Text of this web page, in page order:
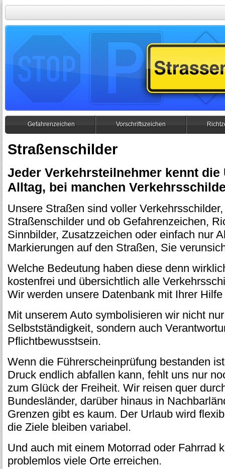
Gefahrenzeichen Vorschriftszeichen
Straßenschilder
Jeder Verkehrsteilnehmer kennt
Alltag, bei manchen
Unsere Straßen sind voller
Straßenschilder und ob Gefahrenzeichen,
Sinnbilder, Zusatzzeichen oder einfach nur
Markierungen auf den Straßen, Sie
Welche Bedeutung haben diese denn
kostenfrei und übersichtlich alle
Wir werden unsere Datenbank mit Ihrer
Mit unserem Auto symbolisieren wir nicht
Selbstständigkeit, sondern auch
Pflichtbewusstsein.
Wenn die Führerscheinprüfung bestanden
Druck endlich abfallen kann, fehlt uns nur
zum Glück der Freiheit. Wir reisen quer
Bundesländer, darüber hinaus in
Grenzen gibt es kaum. Der Urlaub wird
die Ziele bleiben variabel.
Und auch mit einem Motorrad oder Fahrrad
problemlos viele Orte erreichen.